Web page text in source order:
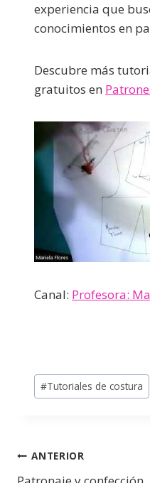
experiencia que
conocimientos en
Descubre más
gratuitos en
Canal: Profesora:
#Tutoriales de costura
ANTERIOR